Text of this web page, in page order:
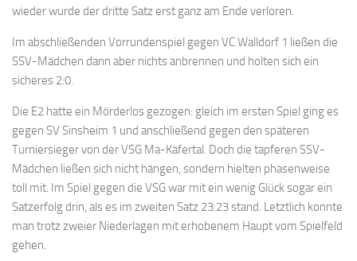
wieder wurde der dritte Satz erst ganz am Ende verloren.
Im abschließenden Vorrundenspiel gegen VC Walldorf 1 ließen die
SSV-Mädchen dann aber nichts anbrennen und holten sich ein
sicheres 2:0.
Die E2 hatte ein Mörderlos gezogen: gleich im ersten Spiel ging es
gegen SV Sinsheim 1 und anschließend gegen den späteren
Turniersieger von der VSG Ma-Käfertal. Doch die tapferen SSV-
Mädchen ließen sich nicht hängen, sondern hielten phasenweise
toll mit. Im Spiel gegen die VSG war mit ein wenig Glück sogar ein
Satzerfolg drin, als es im zweiten Satz 23:23 stand. Letztlich konnte
man trotz zweier Niederlagen mit erhobenem Haupt vom Spielfeld
gehen.